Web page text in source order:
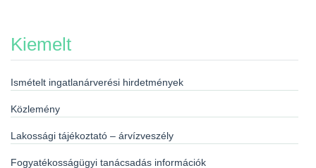
Kiemelt
Ismételt ingatlanárverési hirdetmények
Közlemény
Lakossági tájékoztató – árvízveszély
Fogyatékosságügyi tanácsadás információk